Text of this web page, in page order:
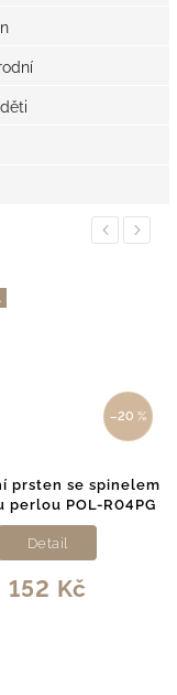
Previous
–20 %
prsten se spinelem
perlou POL-R04PG
152 Kč
Detail
Next